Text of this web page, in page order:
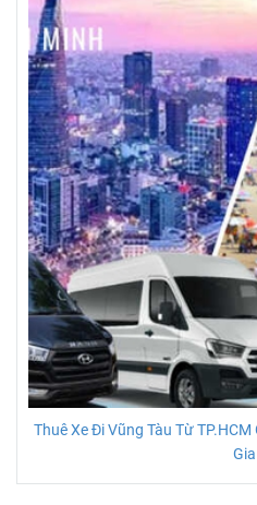
Thuê Xe Đi Vũng Tàu Từ
Gia